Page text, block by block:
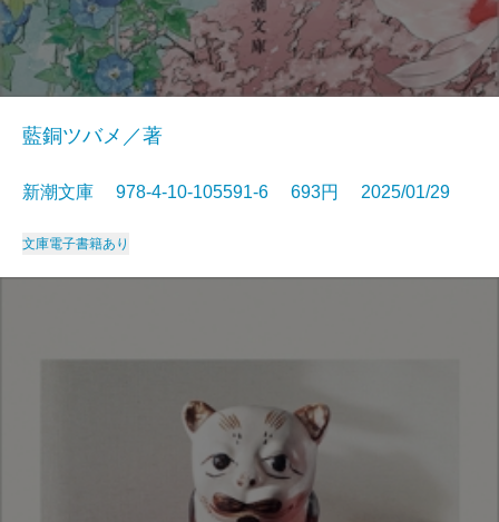
藍銅ツバメ／著
新潮文庫 978-4-10-105591-6 693円 2025/01/29
文庫電子書籍あり